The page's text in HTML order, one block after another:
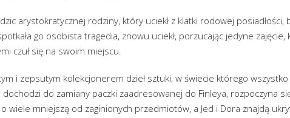
arystokratycznej rodziny, który uciekł z klatki rodowej posiadłości,
go osobista tragedia, znowu uciekł, porzucając jedyne zajęcie,
czuł się na swoim miejscu.
i zepsutym kolekcjonerem dzieł sztuki, w świecie którego
do zamiany paczki zaadresowanej do Finleya, rozpoczyna
wiele mniejszą od zaginionych przedmiotów, a Jed i Dora znajdą